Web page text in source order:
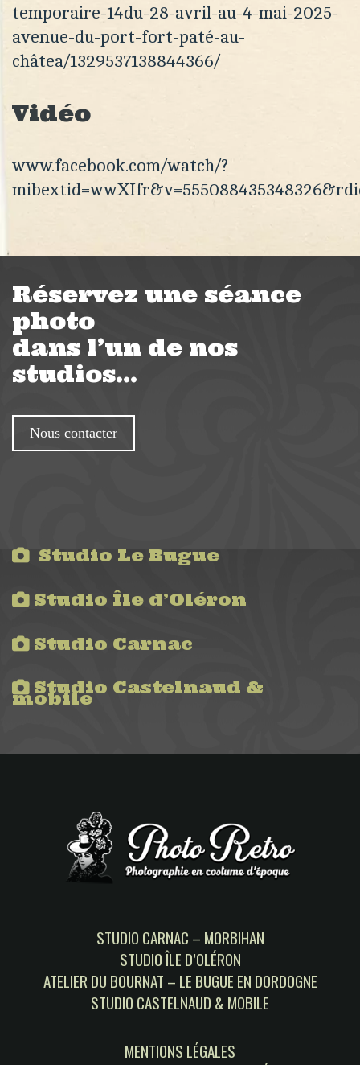
temporaire-14du-28-avril-au-4-mai-2025-
avenue-du-port-fort-paté-au-
châtea/1329537138844366/
Vidéo
www.facebook.com/watch/?
Réservez une séance
photo
dans l’un de nos
studios…
Nous contacter
Studio Le Bugue
Studio Île d’Oléron
Studio Carnac
Studio Castelnaud &
mobile
STUDIO CARNAC – MORBIHAN
STUDIO ÎLE D’OLÉRON
ATELIER DU BOURNAT – LE BUGUE EN DORDOGNE
STUDIO CASTELNAUD & MOBILE
MENTIONS LÉGALES